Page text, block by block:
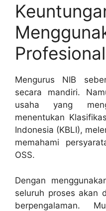
Profesional
Mengurus NIB
secara mandiri.
usaha yang
menentukan
Indonesia (KBLI),
memahami
OSS.
Dengan
seluruh proses akan
berpengalaman.